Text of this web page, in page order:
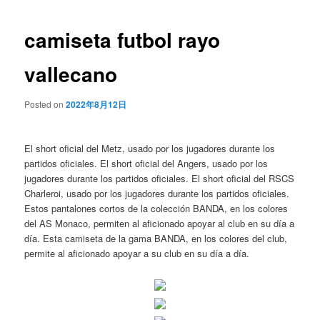
camiseta futbol rayo
vallecano
Posted on2022年8月12日
El short oficial del Metz, usado por los jugadores durante los
partidos oficiales. El short oficial del Angers, usado por los
jugadores durante los partidos oficiales. El short oficial del RSCS
Charleroi, usado por los jugadores durante los partidos oficiales.
Estos pantalones cortos de la colección BANDA, en los colores
del AS Monaco, permiten al aficionado apoyar al club en su día a
día. Esta camiseta de la gama BANDA, en los colores del club,
permite al aficionado apoyar a su club en su día a día.